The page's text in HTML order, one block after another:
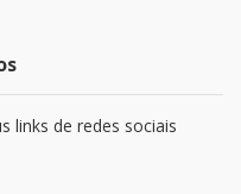
links de redes sociais